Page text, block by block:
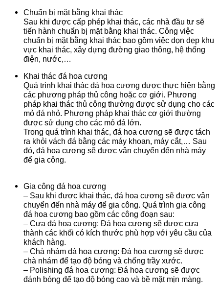
Chuẩn bị mặt bằng khai thác
Sau khi được cấp phép khai thác, các nhà đầu tư sẽ
tiến hành chuẩn bị mặt bằng khai thác. Công việc
chuẩn bị mặt bằng khai thác bao gồm việc dọn dẹp khu
vực khai thác, xây dựng đường giao thông, hệ thống
điện, nước,…
Khai thác đá hoa cương
Quá trình khai thác đá hoa cương được thực hiện bằng
các phương pháp thủ công hoặc cơ giới. Phương
pháp khai thác thủ công thường được sử dụng cho các
mỏ đá nhỏ. Phương pháp khai thác cơ giới thường
được sử dụng cho các mỏ đá lớn.
Trong quá trình khai thác, đá hoa cương sẽ được tách
ra khỏi vách đá bằng các máy khoan, máy cắt,… Sau
đó, đá hoa cương sẽ được vận chuyển đến nhà máy
để gia công.
Gia công đá hoa cương
– Sau khi được khai thác, đá hoa cương sẽ được vận
chuyển đến nhà máy để gia công. Quá trình gia công
đá hoa cương bao gồm các công đoạn sau:
– Cưa đá hoa cương: Đá hoa cương sẽ được cưa
thành các khối có kích thước phù hợp với yêu cầu của
khách hàng.
– Chà nhám đá hoa cương: Đá hoa cương sẽ được
chà nhám để tạo độ bóng và chống trầy xước.
– Polishing đá hoa cương: Đá hoa cương sẽ được
đánh bóng để tạo độ bóng cao và bề mặt mịn màng.